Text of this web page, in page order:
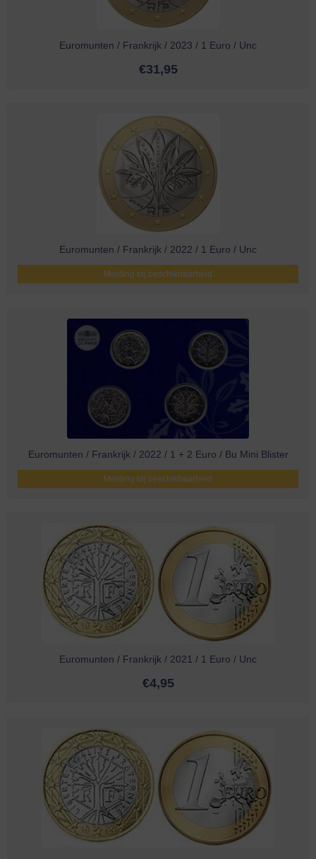
Euromunten / Frankrijk / 2023 / 1 Euro / Unc
€31,95
Euromunten / Frankrijk / 2022 / 1 Euro / Unc
Melding bij beschikbaarheid
Euromunten / Frankrijk / 2022 / 1 + 2 Euro / Bu Mini Blister
Melding bij beschikbaarheid
Euromunten / Frankrijk / 2021 / 1 Euro / Unc
€4,95